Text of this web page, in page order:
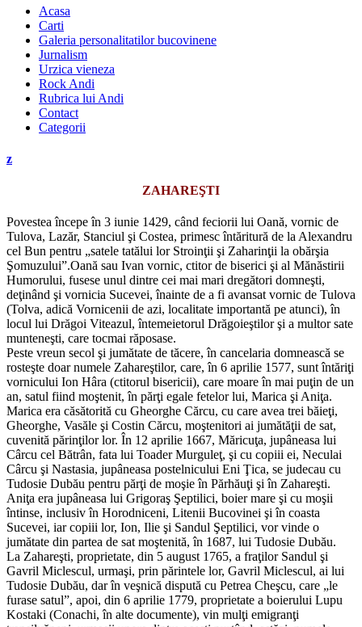
Acasa
Carti
Galeria personalitatilor bucovinene
Jurnalism
Urzica vieneza
Rock Andi
Rubrica lui Andi
Contact
Categorii
z
ZAHAREŞTI
Povestea începe în 3 iunie 1429, când feciorii lui Oană, vornic de
Tulova, Lazăr, Stanciul şi Costea, primesc întăritură de la Alexandru
cel Bun pentru „satele tatălui lor Stroinţii şi Zaharinţii la obărşia
Şomuzului”.Oană sau Ivan vornic, ctitor de biserici şi al Mănăstirii
Humorului, fusese unul dintre cei mai mari dregători domneşti,
deţinând şi vornicia Sucevei, înainte de a fi avansat vornic de Tulova
(Tolva, adică Vornicenii de azi, localitate importantă pe atunci), în
locul lui Drăgoi Viteazul, întemeietorul Drăgoieştilor şi a multor sate
munteneşti, care tocmai răposase.
Peste vreun secol şi jumătate de tăcere, în cancelaria domnească se
rosteşte doar numele Zahareştilor, care, în 6 aprilie 1577, sunt întăriţi
vornicului Ion Hâra (ctitorul bisericii), care moare în mai puţin de un
an, satul fiind moştenit, în părţi egale fetelor lui, Marica şi Aniţa.
Marica era căsătorită cu Gheorghe Cărcu, cu care avea trei băieţi,
Gheorghe, Vasăle şi Costin Cărcu, moştenitori ai jumătăţii de sat,
cuvenită părinţilor lor. În 12 aprilie 1667, Măricuţa, jupâneasa lui
Cârcu cel Bătrân, fata lui Toader Murguleţ, şi cu copiii ei, Neculai
Cârcu şi Nastasia, jupâneasa postelnicului Eni Ţica, se judecau cu
Tudosie Dubău pentru părţi de moşie în Părhăuţi şi în Zahareşti.
Aniţa era jupâneasa lui Grigoraş Şeptilici, boier mare şi cu moşii
întinse, inclusiv în Horodniceni, Litenii Bucovinei şi în coasta
Sucevei, iar copiii lor, Ion, Ilie şi Sandul Şeptilici, vor vinde o
jumătate din partea de sat moştenită, în 1687, lui Tudosie Dubău.
La Zahareşti, proprietate, din 5 august 1765, a fraţilor Sandul şi
Gavril Miclescul, urmaşi, prin părintele lor, Gavril Miclescul, ai lui
Tudosie Dubău, dar în veşnică dispută cu Petrea Cheşcu, care „le
furase satul”, apoi, din 6 aprilie 1779, proprietate a boierului Lupu
Kostaki (Conachi, în alte documente), vin mulţi emigranţi